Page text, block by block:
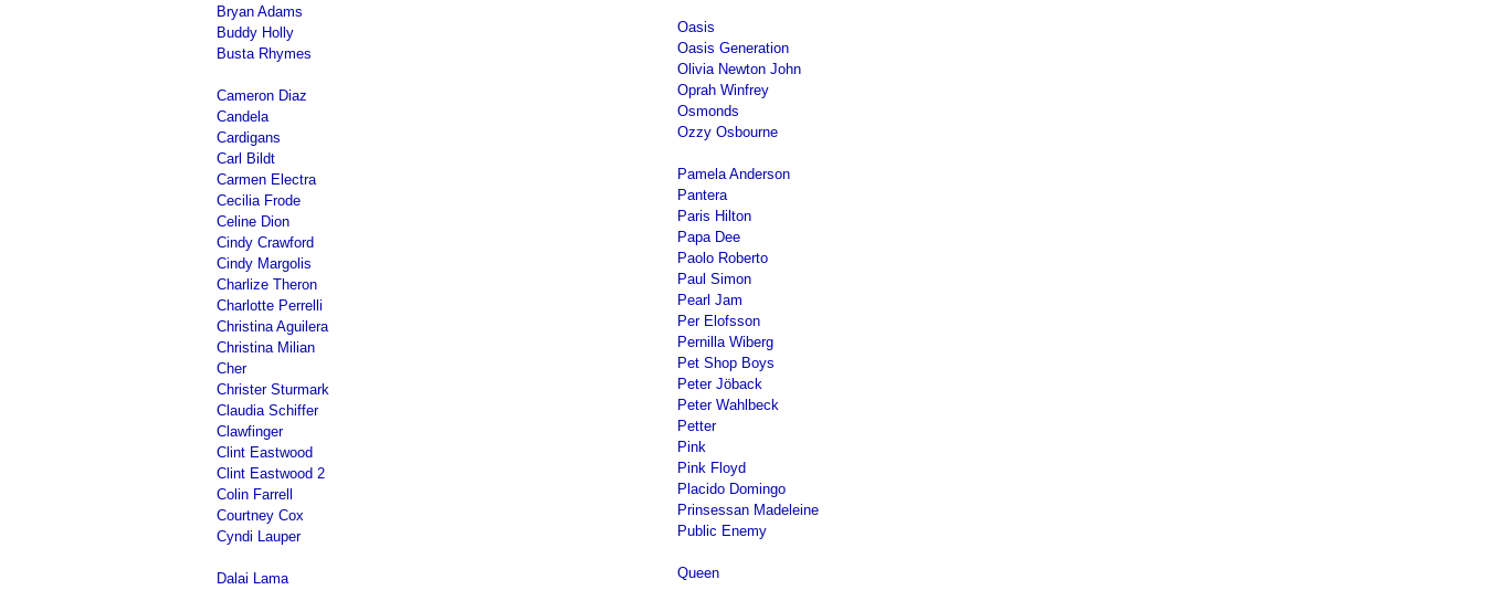
Bryan Adams
Buddy Holly
Busta Rhymes
Cameron Diaz
Candela
Cardigans
Carl Bildt
Carmen Electra
Cecilia Frode
Celine Dion
Cindy Crawford
Cindy Margolis
Charlize Theron
Charlotte Perrelli
Christina Aguilera
Christina Milian
Cher
Christer Sturmark
Claudia Schiffer
Clawfinger
Clint Eastwood
Clint Eastwood 2
Colin Farrell
Courtney Cox
Cyndi Lauper
Dalai Lama
Oasis
Oasis Generation
Olivia Newton John
Oprah Winfrey
Osmonds
Ozzy Osbourne
Pamela Anderson
Pantera
Paris Hilton
Papa Dee
Paolo Roberto
Paul Simon
Pearl Jam
Per Elofsson
Pernilla Wiberg
Pet Shop Boys
Peter Jöback
Peter Wahlbeck
Petter
Pink
Pink Floyd
Placido Domingo
Prinsessan Madeleine
Public Enemy
Queen